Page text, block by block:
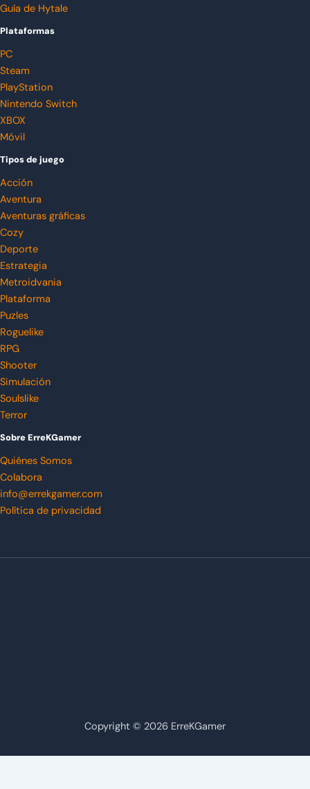
Guía de Hytale
Plataformas
PC
Steam
PlayStation
Nintendo Switch
XBOX
Móvil
Tipos de juego
Acción
Aventura
Aventuras gráficas
Cozy
Deporte
Estrategia
Metroidvania
Plataforma
Puzles
Roguelike
RPG
Shooter
Simulación
Soulslike
Terror
Sobre ErreKGamer
Quiénes Somos
Colabora
info@errekgamer.com
Política de privacidad
Copyright © 2026 ErreKGamer